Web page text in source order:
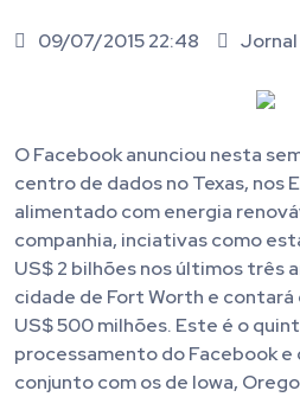
09/07/2015 22:48
O Facebook anunciou nesta
centro de dados no Texas, nos
alimentado com energia
companhia, inciativas como
US$ 2 bilhões nos últimos três
cidade de Fort Worth e
US$ 500 milhões. Este é o
processamento do Facebook
conjunto com os de Iowa,